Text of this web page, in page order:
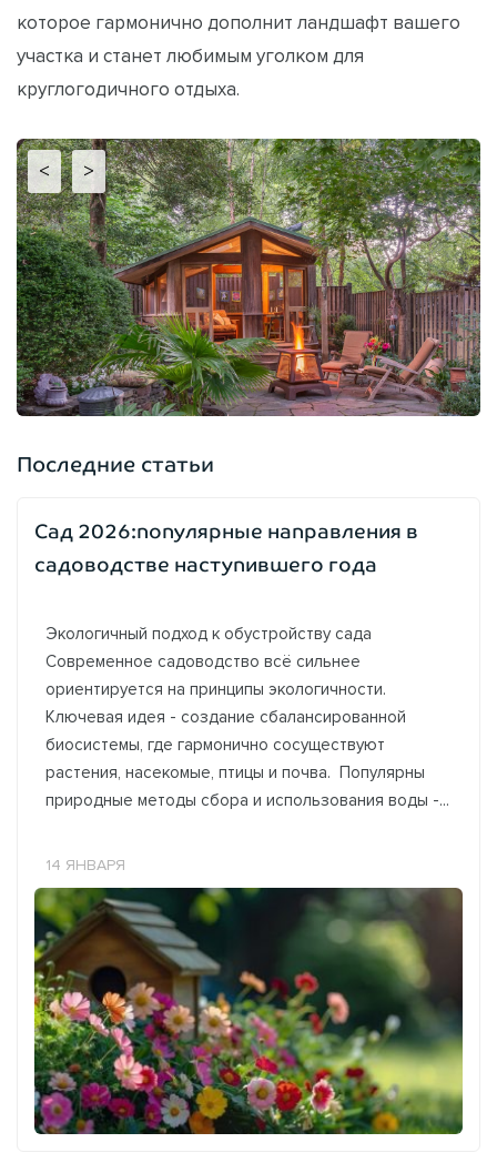
которое гармонично дополнит ландшафт вашего
участка и станет любимым уголком для
круглогодичного отдыха.
< >
Последние статьи
Сад 2026:популярные направления в
садоводстве наступившего года
Экологичный подход к обустройству сада
Современное садоводство всё сильнее
ориентируется на принципы экологичности.
Ключевая идея - создание сбалансированной
биосистемы, где гармонично сосуществуют
растения, насекомые, птицы и почва. Популярны
природные методы сбора и использования воды -...
14 ЯНВАРЯ